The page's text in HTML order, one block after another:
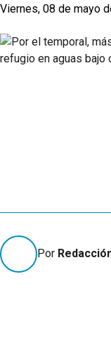
Viernes, 08 de mayo
Por